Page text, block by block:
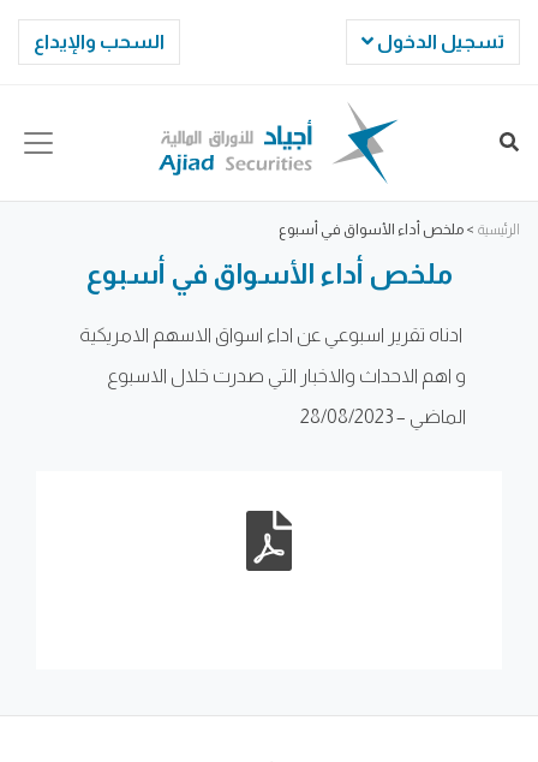
السحب والإيداع تسجيل الدخول
الرئيسية > ملخص أداء الأسواق في أسبوع
ملخص أداء الأسواق في أسبوع
ادناه تقرير اسبوعي عن اداء اسواق الاسهم الامريكية
و اهم الاحداث والاخبار التي صدرت خلال الاسبوع
الماضي – 28/08/2023